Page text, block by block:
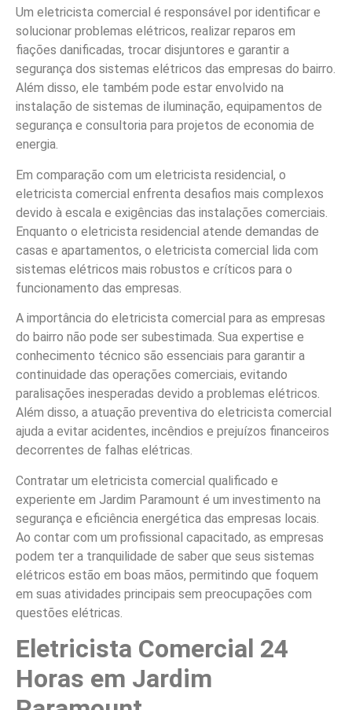
Um eletricista comercial é responsável por identificar e
solucionar problemas elétricos, realizar reparos em
fiações danificadas, trocar disjuntores e garantir a
segurança dos sistemas elétricos das empresas do bairro.
Além disso, ele também pode estar envolvido na
instalação de sistemas de iluminação, equipamentos de
segurança e consultoria para projetos de economia de
energia.
Em comparação com um eletricista residencial, o
eletricista comercial enfrenta desafios mais complexos
devido à escala e exigências das instalações comerciais.
Enquanto o eletricista residencial atende demandas de
casas e apartamentos, o eletricista comercial lida com
sistemas elétricos mais robustos e críticos para o
funcionamento das empresas.
A importância do eletricista comercial para as empresas
do bairro não pode ser subestimada. Sua expertise e
conhecimento técnico são essenciais para garantir a
continuidade das operações comerciais, evitando
paralisações inesperadas devido a problemas elétricos.
Além disso, a atuação preventiva do eletricista comercial
ajuda a evitar acidentes, incêndios e prejuízos financeiros
decorrentes de falhas elétricas.
Contratar um eletricista comercial qualificado e
experiente em Jardim Paramount é um investimento na
segurança e eficiência energética das empresas locais.
Ao contar com um profissional capacitado, as empresas
podem ter a tranquilidade de saber que seus sistemas
elétricos estão em boas mãos, permitindo que foquem
em suas atividades principais sem preocupações com
questões elétricas.
Eletricista Comercial 24
Horas em Jardim